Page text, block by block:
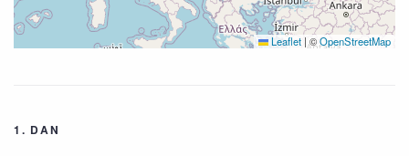
Leaflet |©OpenStreetMap
1. DAN